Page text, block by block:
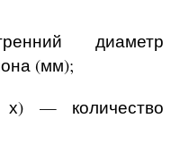
диаметр
(мм);
— количество